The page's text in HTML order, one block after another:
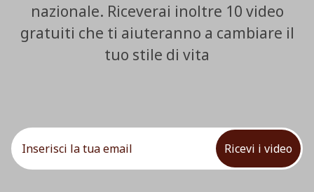
nazionale. Riceverai inoltre 10 video
gratuiti che ti aiuteranno a cambiare il
tuo stile di vita
Ricevi i video